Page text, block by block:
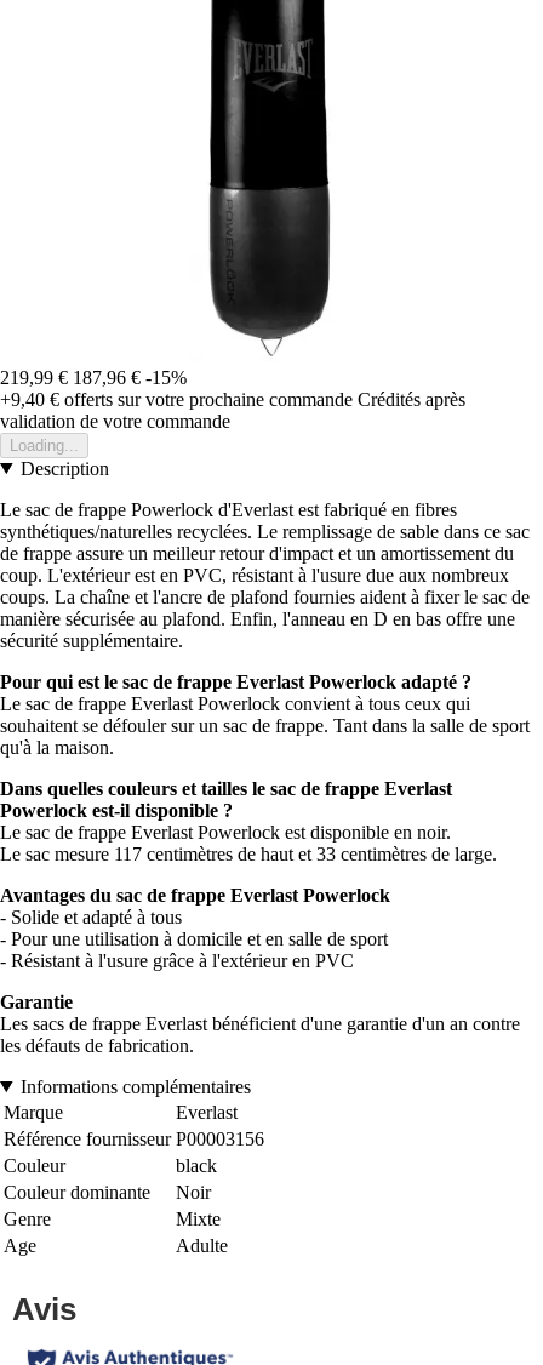
219,99 € 187,96 € -15%
+9,40 € offerts sur votre prochaine commande Crédités après
validation de votre commande
Loading...
Description
Le sac de frappe Powerlock d'Everlast est fabriqué en fibres
synthétiques/naturelles recyclées. Le remplissage de sable dans ce sac
de frappe assure un meilleur retour d'impact et un amortissement du
coup. L'extérieur est en PVC, résistant à l'usure due aux nombreux
coups. La chaîne et l'ancre de plafond fournies aident à fixer le sac de
manière sécurisée au plafond. Enfin, l'anneau en D en bas offre une
sécurité supplémentaire.
Pour qui est le sac de frappe Everlast Powerlock adapté ?
Le sac de frappe Everlast Powerlock convient à tous ceux qui
souhaitent se défouler sur un sac de frappe. Tant dans la salle de sport
qu'à la maison.
Dans quelles couleurs et tailles le sac de frappe Everlast
Powerlock est-il disponible ?
Le sac de frappe Everlast Powerlock est disponible en noir.
Le sac mesure 117 centimètres de haut et 33 centimètres de large.
Avantages du sac de frappe Everlast Powerlock
- Solide et adapté à tous
- Pour une utilisation à domicile et en salle de sport
- Résistant à l'usure grâce à l'extérieur en PVC
Garantie
Les sacs de frappe Everlast bénéficient d'une garantie d'un an contre
les défauts de fabrication.
Informations complémentaires
Marque
Everlast
Référence fournisseur P00003156
Couleur
black
Couleur dominante
Noir
Genre
Mixte
Age
Adulte